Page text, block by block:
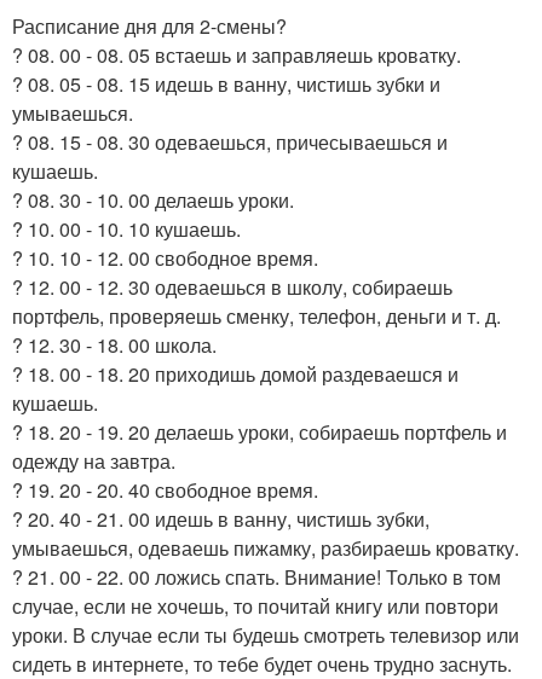
Расписание дня для 2-смены?
? 08. 00 - 08. 05 встаешь и заправляешь кроватку.
? 08. 05 - 08. 15 идешь в ванну, чистишь зубки и
умываешься.
? 08. 15 - 08. 30 одеваешься, причесываешься и
кушаешь.
? 08. 30 - 10. 00 делаешь уроки.
? 10. 00 - 10. 10 кушаешь.
? 10. 10 - 12. 00 свободное время.
? 12. 00 - 12. 30 одеваешься в школу, собираешь
портфель, проверяешь сменку, телефон, деньги и т. д.
? 12. 30 - 18. 00 школа.
? 18. 00 - 18. 20 приходишь домой раздеваешся и
кушаешь.
? 18. 20 - 19. 20 делаешь уроки, собираешь портфель и
одежду на завтра.
? 19. 20 - 20. 40 свободное время.
? 20. 40 - 21. 00 идешь в ванну, чистишь зубки,
умываешься, одеваешь пижамку, разбираешь кроватку.
? 21. 00 - 22. 00 ложись спать. Внимание! Только в том
случае, если не хочешь, то почитай книгу или повтори
уроки. В случае если ты будешь смотреть телевизор или
сидеть в интернете, то тебе будет очень трудно заснуть.